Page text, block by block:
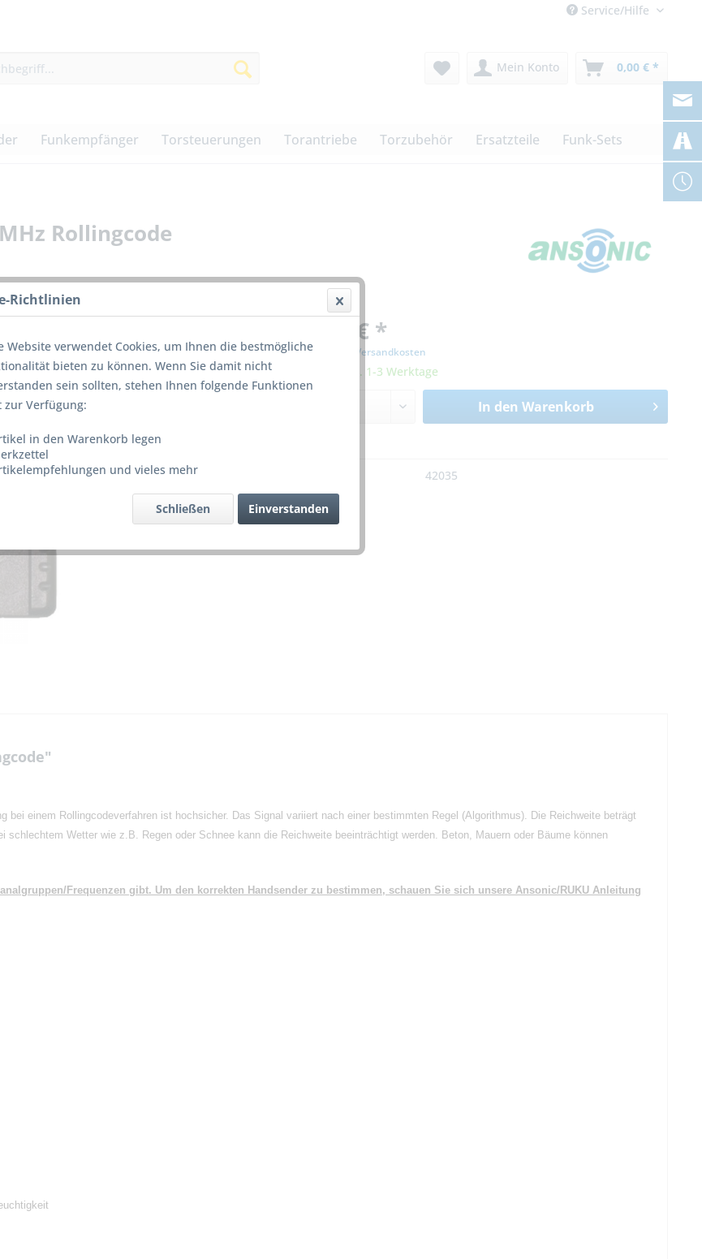
Service/Hilfe
Mein Konto 0,00 € *
Funkempfänger Torsteuerungen Torantriebe Torzubehör Ersatzteile Funk-Sets
Rollingcode
116,00 € *
inkl. MwSt. zzgl. Versandkosten
Lieferzeit ca. 1-3 Werktage
In den Warenkorb
42035
bei einem Rollingcodeverfahren ist hochsicher. Das Signal variiert nach einer bestimmten Regel (Algorithmus). Die Reichweite beträgt
Wetter wie z.B. Regen oder Schnee kann die Reichweite beeinträchtigt werden. Beton, Mauern oder Bäume können
Frequenzen gibt. Um den korrekten Handsender zu bestimmen, schauen Sie sich unsere Ansonic/RUKU Anleitung
Richtlinien
Website verwendet Cookies, um Ihnen die bestmögliche
bieten zu können. Wenn Sie damit nicht
sein sollten, stehen Ihnen folgende Funktionen
zur Verfügung:
in den Warenkorb legen
und vieles mehr
Einverstanden
Schließen